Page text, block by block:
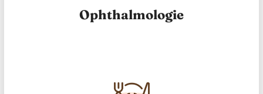
Ophthalmologie